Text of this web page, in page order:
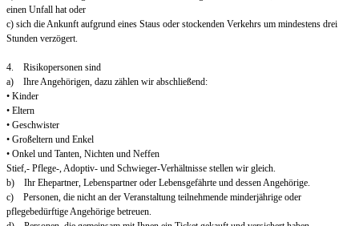
einen Unfall hat oder
c) sich die Ankunft aufgrund eines Staus oder stockenden Verkehrs um mindestens drei
Stunden verzögert.
4. Risikopersonen sind
a) Ihre Angehörigen, dazu zählen wir abschließend:
• Kinder
• Eltern
• Geschwister
• Großeltern und Enkel
• Onkel und Tanten, Nichten und Neffen
Stief,- Pflege-, Adoptiv- und Schwieger-Verhältnisse stellen wir gleich.
b) Ihr Ehepartner, Lebenspartner oder Lebensgefährte und dessen Angehörige.
c) Personen, die nicht an der Veranstaltung teilnehmende minderjährige oder
pflegebedürftige Angehörige betreuen.